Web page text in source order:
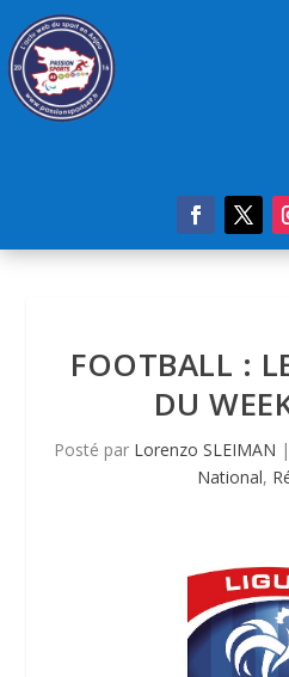
FOOTBALL :
DU
Posté par Lorenzo SLEIMAN |
National,